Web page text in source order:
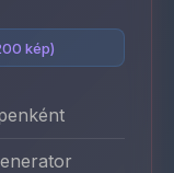
kép)